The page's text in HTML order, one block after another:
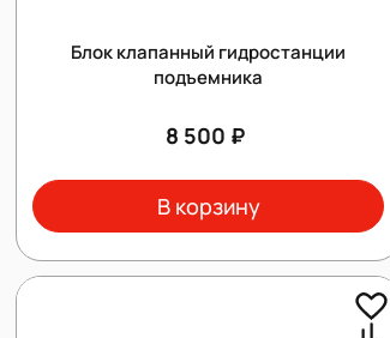
Блок клапанный гидростанции
подъемника
8 500 ₽
В корзину